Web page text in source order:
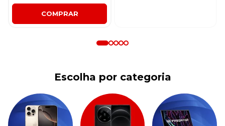
COMPRAR
Escolha por categoria